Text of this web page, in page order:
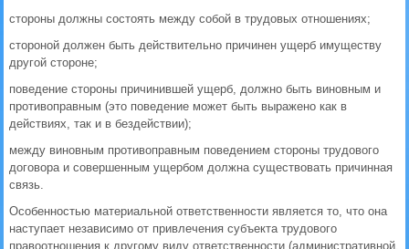
стороны должны состоять между собой в трудовых отношениях;
стороной должен быть действительно причинен ущерб имуществу
другой стороне;
поведение стороны причинившей ущерб, должно быть виновным и
противоправным (это поведение может быть выражено как в
действиях, так и в бездействии);
между виновным противоправным поведением стороны трудового
договора и совершенным ущербом должна существовать причинная
связь.
Особенностью материальной ответственности является то, что она
наступает независимо от привлечения субъекта трудового
правоотношения к другому виду ответственности (административной,